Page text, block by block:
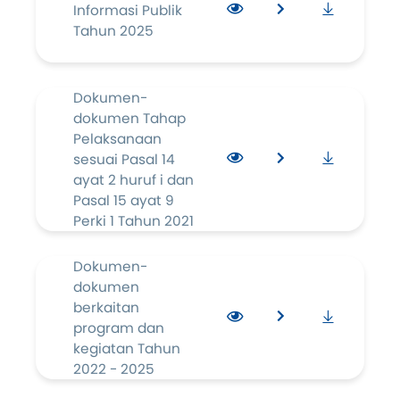
Informasi Publik
Tahun 2025
Dokumen-
dokumen Tahap
Pelaksanaan
sesuai Pasal 14
ayat 2 huruf i dan
Pasal 15 ayat 9
Perki 1 Tahun 2021
Dokumen-
dokumen
berkaitan
program dan
kegiatan Tahun
2022 - 2025